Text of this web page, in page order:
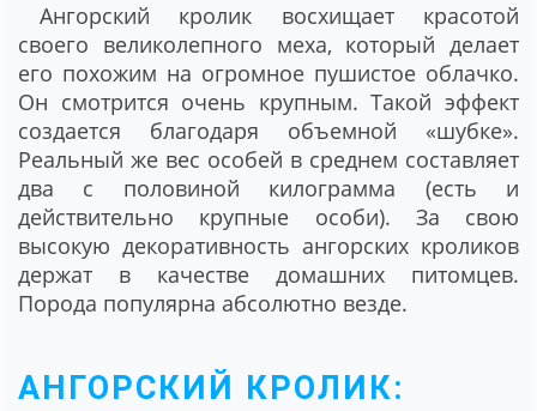
Ангорский кролик восхищает красотой
своего великолепного меха, который делает
его похожим на огромное пушистое облачко.
Он смотрится очень крупным. Такой эффект
создается благодаря объемной «шубке».
Реальный же вес особей в среднем составляет
два с половиной килограмма (есть и
действительно крупные особи). За свою
высокую декоративность ангорских кроликов
держат в качестве домашних питомцев.
Порода популярна абсолютно везде.
АНГОРСКИЙ КРОЛИК: